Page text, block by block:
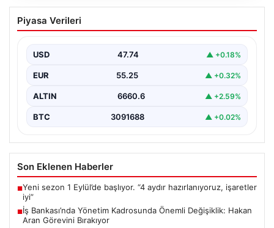
Mohamed Salah transferinin detayları
açıklandı!
Piyasa Verileri
USD 47.74 ▲ +0.18%
EUR 55.25 ▲ +0.32%
ALTIN 6660.6 ▲ +2.59%
BTC 3091688 ▲ +0.02%
Son Eklenen Haberler
■Yeni sezon 1 Eylül’de başlıyor. “4 aydır hazırlanıyoruz, işaretler
iyi”
■İş Bankası’nda Yönetim Kadrosunda Önemli Değişiklik: Hakan
Aran Görevini Bırakıyor